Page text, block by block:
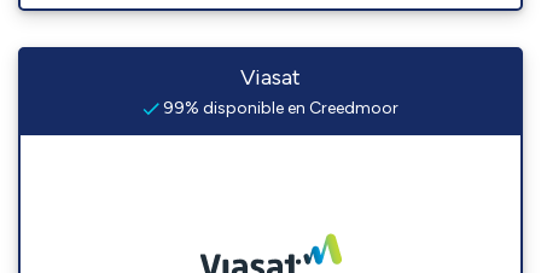
Viasat
99% disponible en Creedmoor